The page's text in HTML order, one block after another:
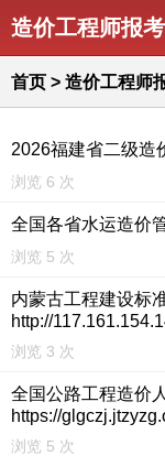
造价工程师报考
首页 > 造价工程师
2026福建省二级造
浏览 6 次
全国各省水运造价
浏览 5 次
内蒙古工程建设标
http://
浏览 3 次
全国公路工程造价
https://
浏览 5 次